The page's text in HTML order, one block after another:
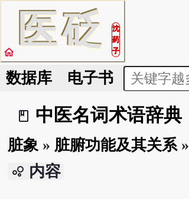
医砭
沈
药
子
home
数据库 电子书
book_2
中医名词术语辞典
脏象 » 脏腑功能及其关系»
bubble_chart 内容